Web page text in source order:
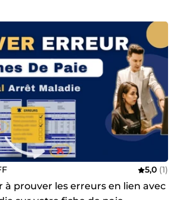
5,0 (1)
à prouver les erreurs en lien avec